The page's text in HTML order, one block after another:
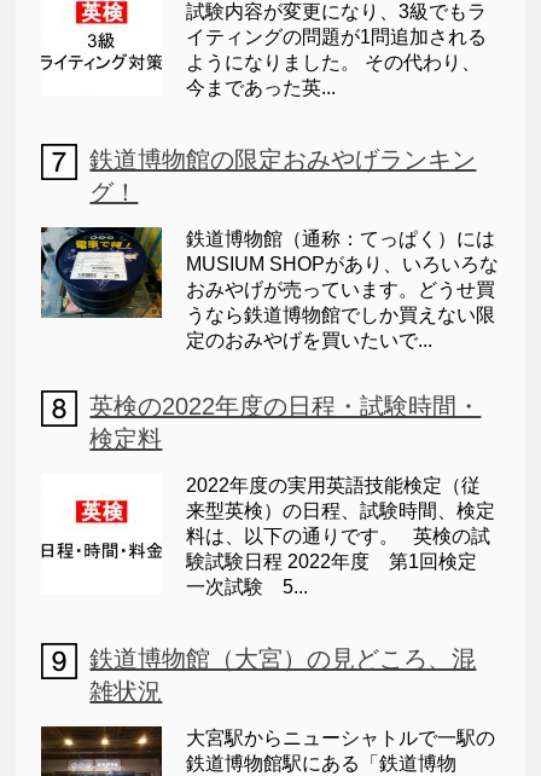
試験内容が変更になり、3級でもラ
イティングの問題が1問追加される
ようになりました。 その代わり、
今まであった英...
鉄道博物館の限定おみやげランキン
グ！
鉄道博物館（通称：てっぱく）には
MUSIUM SHOPがあり、いろいろな
おみやげが売っています。どうせ買
うなら鉄道博物館でしか買えない限
定のおみやげを買いたいで...
英検の2022年度の日程・試験時間・
検定料
2022年度の実用英語技能検定（従
来型英検）の日程、試験時間、検定
料は、以下の通りです。 英検の試
験試験日程 2022年度 第1回検定
一次試験 5...
鉄道博物館（大宮）の見どころ、混
雑状況
大宮駅からニューシャトルで一駅の
鉄道博物館駅にある「鉄道博物